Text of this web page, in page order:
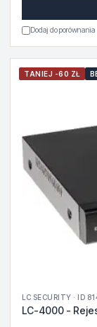
Dodaj do porównania
TANIEJ -60 ZŁ
LC SECURITY · ID
LC-4000 -